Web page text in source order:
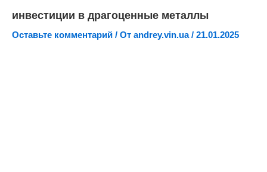
инвестиции в драгоценные металлы
Оставьте комментарий / От andrey.vin.ua/ 21.01.2025